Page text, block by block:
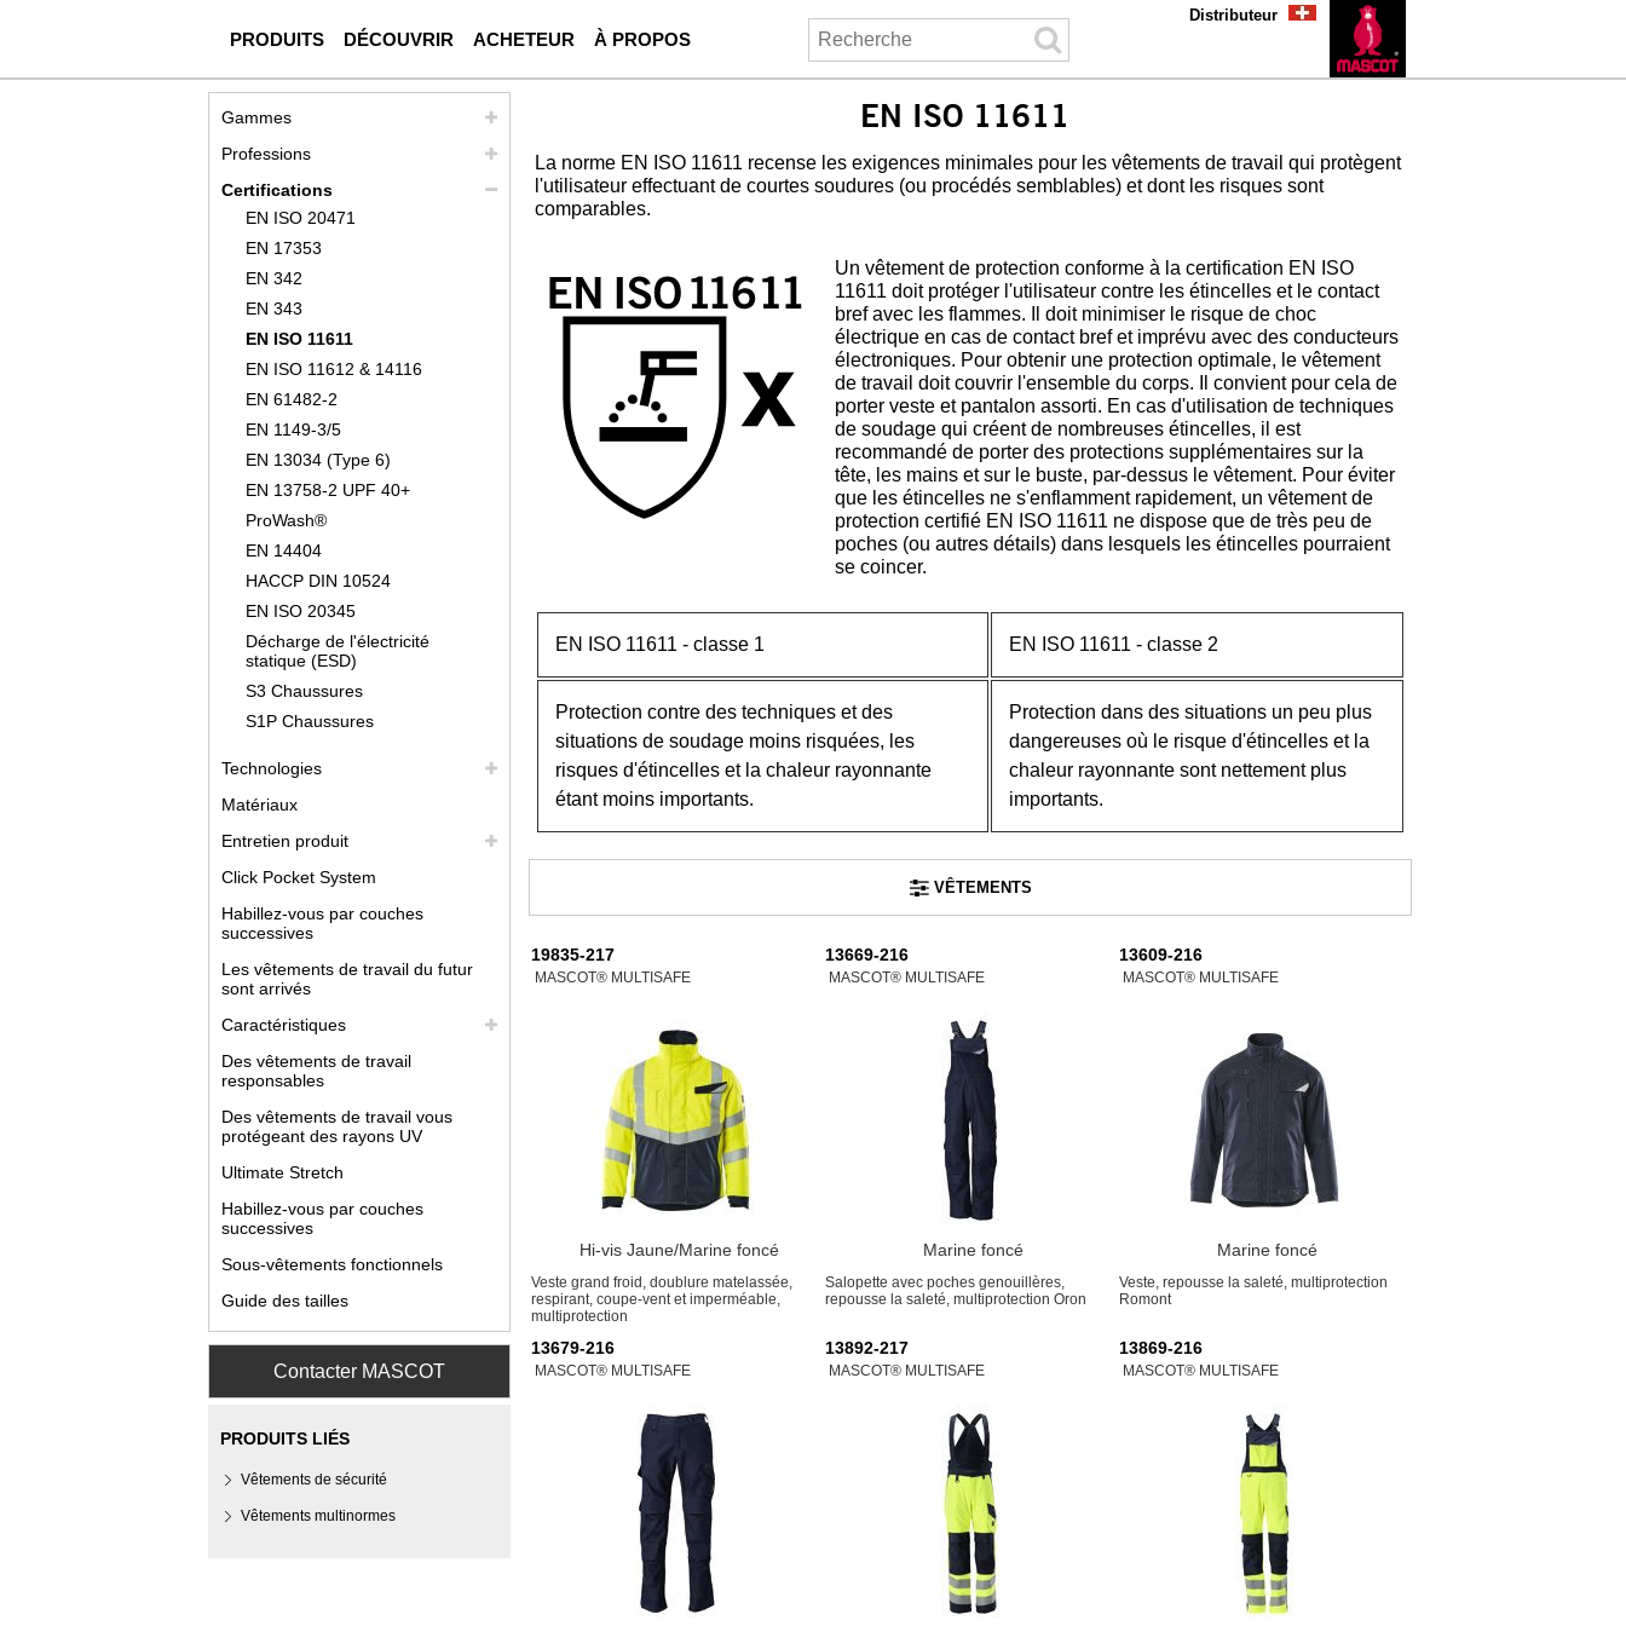
PRODUITS DÉCOUVRIR ACHETEUR À PROPOS
Distributeur
EN ISO 11611
La norme EN ISO 11611 recense les exigences minimales pour les vêtements de travail qui protègent
l'utilisateur effectuant de courtes soudures (ou procédés semblables) et dont les risques sont
comparables.
Un vêtement de protection conforme à la certification EN ISO
11611 doit protéger l'utilisateur contre les étincelles et le contact
bref avec les flammes. Il doit minimiser le risque de choc
électrique en cas de contact bref et imprévu avec des conducteurs
électroniques. Pour obtenir une protection optimale, le vêtement
de travail doit couvrir l'ensemble du corps. Il convient pour cela de
porter veste et pantalon assorti. En cas d'utilisation de techniques
de soudage qui créent de nombreuses étincelles, il est
recommandé de porter des protections supplémentaires sur la
tête, les mains et sur le buste, par-dessus le vêtement. Pour éviter
que les étincelles ne s'enflamment rapidement, un vêtement de
protection certifié EN ISO 11611 ne dispose que de très peu de
poches (ou autres détails) dans lesquels les étincelles pourraient
se coincer.
EN ISO 11611 - classe 1 EN ISO 11611 - classe 2
Protection contre des techniques et des
situations de soudage moins risquées, les
risques d'étincelles et la chaleur rayonnante
étant moins importants.
Protection dans des situations un peu plus
dangereuses où le risque d'étincelles et la
chaleur rayonnante sont nettement plus
importants.
VÊTEMENTS
19835-217
MASCOT® MULTISAFE
Hi-vis Jaune/Marine foncé
Veste grand froid, doublure matelassée,
respirant, coupe-vent et imperméable,
multiprotection
13669-216
MASCOT® MULTISAFE
Marine foncé
Salopette avec poches genouillères,
repousse la saleté, multiprotection Oron
13609-216
MASCOT® MULTISAFE
Marine foncé
Veste, repousse la saleté, multiprotection
Romont
13679-216
MASCOT® MULTISAFE
13892-217
MASCOT® MULTISAFE
13869-216
MASCOT® MULTISAFE
Gammes
Professions
Certifications
EN ISO 20471
EN 17353
EN 342
EN 343
EN ISO 11611
EN ISO 11612 & 14116
EN 61482-2
EN 1149-3/5
EN 13034 (Type 6)
EN 13758-2 UPF 40+
ProWash®
EN 14404
HACCP DIN 10524
EN ISO 20345
Décharge de l'électricité
statique (ESD)
S3 Chaussures
S1P Chaussures
Technologies
Matériaux
Entretien produit
Click Pocket System
Habillez-vous par couches
successives
Les vêtements de travail du futur
sont arrivés
Caractéristiques
Des vêtements de travail
responsables
Des vêtements de travail vous
protégeant des rayons UV
Ultimate Stretch
Habillez-vous par couches
successives
Sous-vêtements fonctionnels
Guide des tailles
Contacter MASCOT
PRODUITS LIÉS
Vêtements de sécurité
Vêtements multinormes